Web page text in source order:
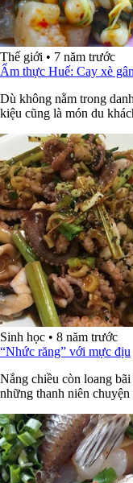
Thế giới • 7 năm trước
Ẩm thực Huế: Cay xè
Dù không nằm trong
kiệu cũng là món du
Sinh học • 8 năm trước
“Nhức răng” với mực địu
Nắng chiều còn loang
những thanh niên chuyện